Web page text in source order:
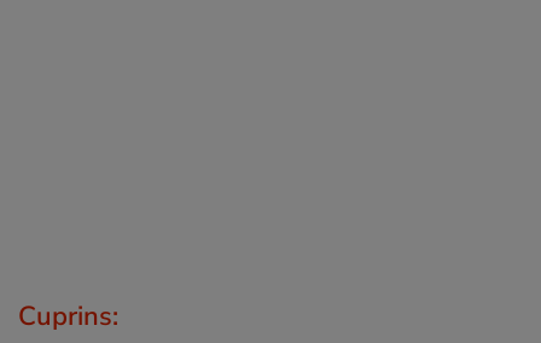
Cuprins: